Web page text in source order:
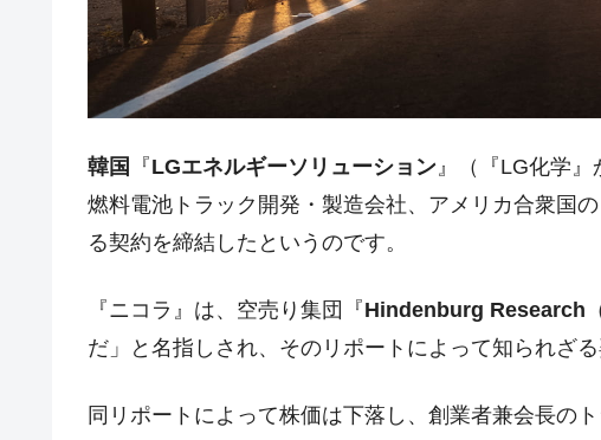
『Money1』 韓国製造業「半導体絶好調」のウラで他業種
『Money1』 【米韓激突案件】韓国消費者院が『クーパン』
『Money1』 韓国で猛暑。南東部では干ばつ
『Money1』 韓国型イージス搭載の次世代駆逐艦「KDDX」
『Money1』 【対日本円】ウォン安が急進！ 日米の協調に
『Money1』
韓国政府『BYD』車への補助金を全廃 ⇒ 実は
『Money1』
在韓米国大使スティールが着韓！⇒ さっそく空
ドを掲げる「在韓反米勢力」
韓国 『LGエネルギーソリューション 』（『LG化学』
燃料電池トラック開発・製造会社、アメリカ合衆国の
る契約を締結したというのです。
『ニコラ』は、空売り集団『Hindenburg Research
だ」と名指しされ、そのリポートによって知られざ
同リポートによって株価は下落し、創業者兼会長の